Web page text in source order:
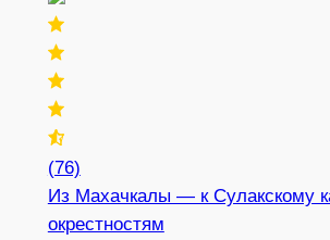
(76)
Из Махачкалы — к Сулакскому
окрестностям